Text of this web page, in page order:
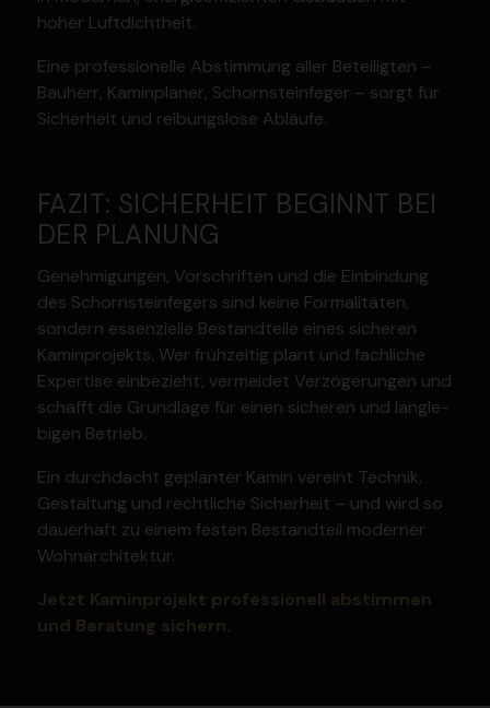
hoher Luftdichtheit.
Eine profes­sio­nelle Abstimmung aller Betei­ligten –
Bauherr, Kamin­planer, Schorn­stein­feger – sorgt für
Sicherheit und reibungslose Abläufe.
FAZIT: SICHERHEIT BEGINNT BEI
DER PLANUNG
Geneh­mi­gungen, Vorschriften und die Einbindung
des Schorn­stein­fegers sind keine Forma­li­täten,
sondern essen­zielle Bestand­teile eines sicheren
Kamin­pro­jekts. Wer frühzeitig plant und fachliche
Expertise einbe­zieht, vermeidet Verzö­ge­rungen und
schafft die Grundlage für einen sicheren und langle­
bigen Betrieb.
Ein durch­dacht geplanter Kamin vereint Technik,
Gestaltung und recht­liche Sicherheit – und wird so
dauerhaft zu einem festen Bestandteil moderner
Wohnar­chi­tektur.
Jetzt Kamin­projekt profes­sionell abstimmen
und Beratung sichern.